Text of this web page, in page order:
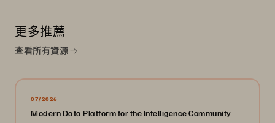
更多推薦
查看所有資源
07/2026
Modern Data Platform for the Intelligence Community